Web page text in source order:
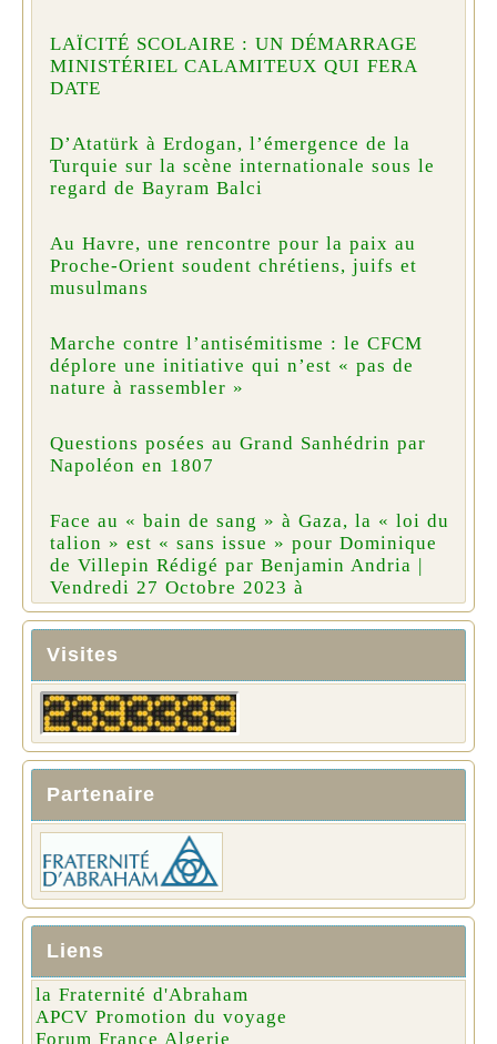
LAÏCITÉ SCOLAIRE : UN DÉMARRAGE
MINISTÉRIEL CALAMITEUX QUI FERA
DATE
D’Atatürk à Erdogan, l’émergence de la
Turquie sur la scène internationale sous le
regard de Bayram Balci
Au Havre, une rencontre pour la paix au
Proche-Orient soudent chrétiens, juifs et
musulmans
Marche contre l’antisémitisme : le CFCM
déplore une initiative qui n’est « pas de
nature à rassembler »
Questions posées au Grand Sanhédrin par
Napoléon en 1807
Face au « bain de sang » à Gaza, la « loi du
talion » est « sans issue » pour Dominique
de Villepin Rédigé par Benjamin Andria |
Vendredi 27 Octobre 2023 à
Visites
Partenaire
Liens
la Fraternité d'Abraham
APCV Promotion du voyage
Forum France Algerie